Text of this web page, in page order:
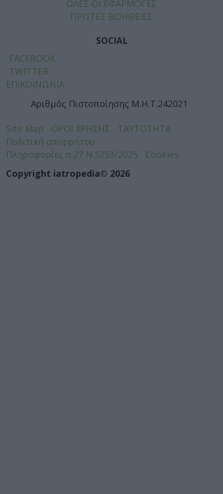
ΟΛΕΣ ΟΙ ΕΦΑΡΜΟΓΕΣ
ΠΡΩΤΕΣ ΒΟΗΘΕΙΕΣ
SOCIAL
FACEBOOK
TWITTER
ΕΠΙΚΟΙΝΩΝΙΑ
Αριθμός Πιστοποίησης Μ.Η.Τ.242021
Site Map ΟΡΟΙ ΧΡΗΣΗΣ
ΤΑΥΤΟΤΗΤΑ
Πολιτική απορρήτου
Πληροφορίες α.27 Ν.5253/2025
Cookies
Copyright iatropedia© 2026